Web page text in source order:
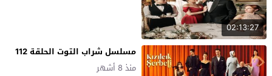
02:13:27
مسلسل شراب التوت الحلقة 112
منذ 8 أشهر